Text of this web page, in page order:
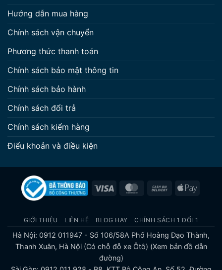
Hướng dẫn mua hàng
Chính sách vận chuyển
Phương thức thanh toán
Chính sách bảo mật thông tin
Chính sách bảo hành
Chính sách đổi trả
Chính sách kiểm hàng
Điểu khoản và điều kiện
Visa MasterCardCash
Apple
GIỚI THIỆU LIÊN HỆ BLOG HAY CHÍNH SÁCH 1 ĐỔI 1
Hà Nội: 0912 011947 - Số 106/58A Phố Hoàng Đạo Thành,
Thanh Xuân, Hà Nội (Có chỗ đỗ xe Ôtô) (Xem bản đồ dẫn
đường)